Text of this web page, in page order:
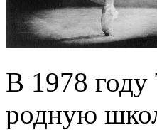
В 1978 году
родную